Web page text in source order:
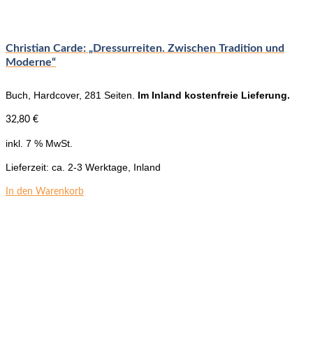
Christian Carde: „Dressurreiten. Zwischen Tradition und
Moderne“
Buch, Hardcover, 281 Seiten. Im Inland kostenfreie Lieferung.
32,80 €
inkl. 7 % MwSt.
Lieferzeit: ca. 2-3 Werktage, Inland
In den Warenkorb